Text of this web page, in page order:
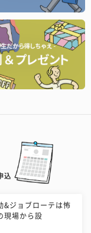
込
&ジョブローテは怖
現場から設